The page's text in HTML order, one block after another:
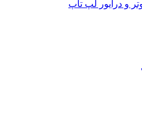
و درایور لپ تاپ